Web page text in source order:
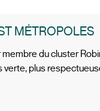
MÉTROPOLES
membre du cluster
plus